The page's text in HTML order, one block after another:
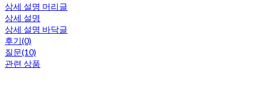
상세 설명 머리글
상세 설명
상세 설명 바닥글
후기(0)
질문(10)
관련 상품